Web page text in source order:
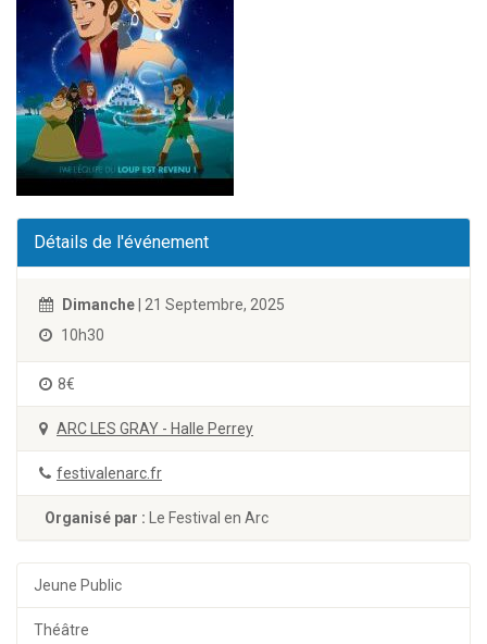
Détails de l'événement
Dimanche | 21 Septembre, 2025
10h30
8€
ARC LES GRAY - Halle Perrey
festivalenarc.fr
Organisé par : Le Festival en Arc
Jeune Public
Théâtre